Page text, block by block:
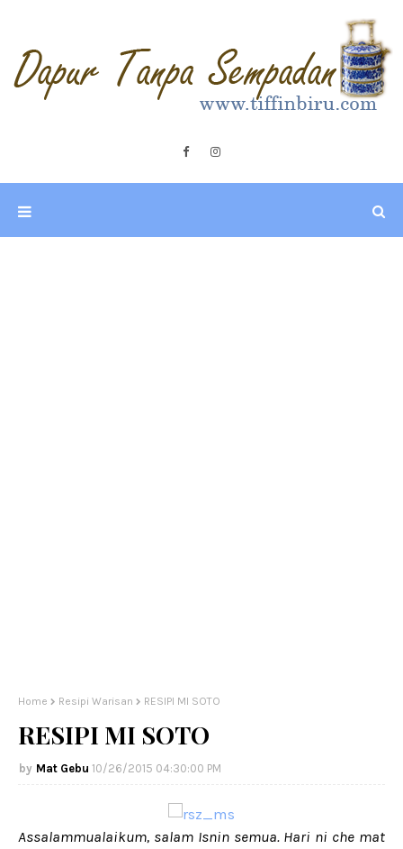
Home Resipi Warisan RESIPI MI SOTO
RESIPI MI SOTO
Mat Gebu 10/26/2015 04:30:00 PM
Assalammualaikum, salam Isnin semua. Hari ni che mat